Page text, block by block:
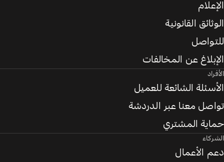
الإعلام
الوثائق القانونية
للتواصل
الإبلاغ عن المخالفات
الأفراد
الأسئلة الشائعة للعميل
تواصل معنا عبر الدردشة
حماية المشتري
الشركاء
دعم الأعمال